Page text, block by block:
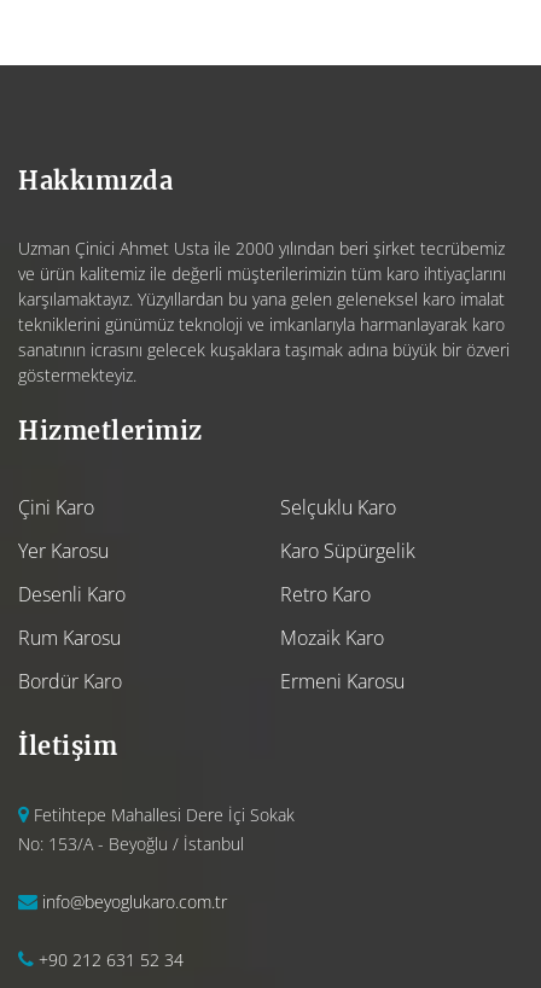
Hakkımızda
Uzman Çinici Ahmet Usta ile 2000 yılından beri şirket tecrübemiz
ve ürün kalitemiz ile değerli müşterilerimizin tüm karo ihtiyaçlarını
karşılamaktayız. Yüzyıllardan bu yana gelen geleneksel karo imalat
tekniklerini günümüz teknoloji ve imkanlarıyla harmanlayarak karo
sanatının icrasını gelecek kuşaklara taşımak adına büyük bir özveri
göstermekteyiz.
Hizmetlerimiz
Çini Karo
Yer Karosu
Desenli Karo
Rum Karosu
Bordür Karo
Selçuklu Karo
Karo Süpürgelik
Retro Karo
Mozaik Karo
Ermeni Karosu
İletişim
Fetihtepe Mahallesi Dere İçi Sokak
No: 153/A - Beyoğlu / İstanbul
info@beyoglukaro.com.tr
+90 212 631 52 34